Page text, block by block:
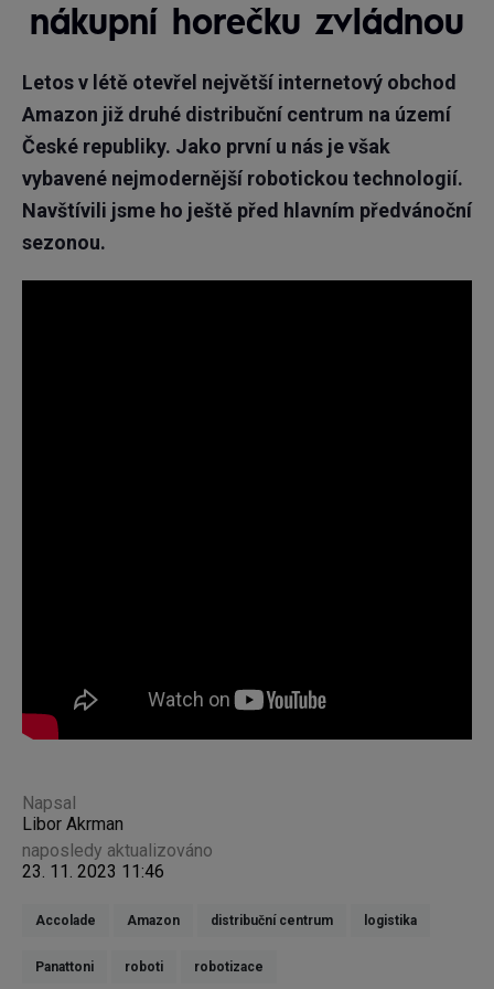
nákupní horečku zvládnou
Letos v létě otevřel největší internetový obchod
Amazon již druhé distribuční centrum na území
České republiky. Jako první u nás je však
vybavené nejmodernější robotickou technologií.
Navštívili jsme ho ještě před hlavním předvánoční
sezonou.
Napsal
Libor Akrman
naposledy aktualizováno
23. 11. 2023 11:46
Accolade Amazon distribuční centrum logistika
Panattoni roboti robotizace